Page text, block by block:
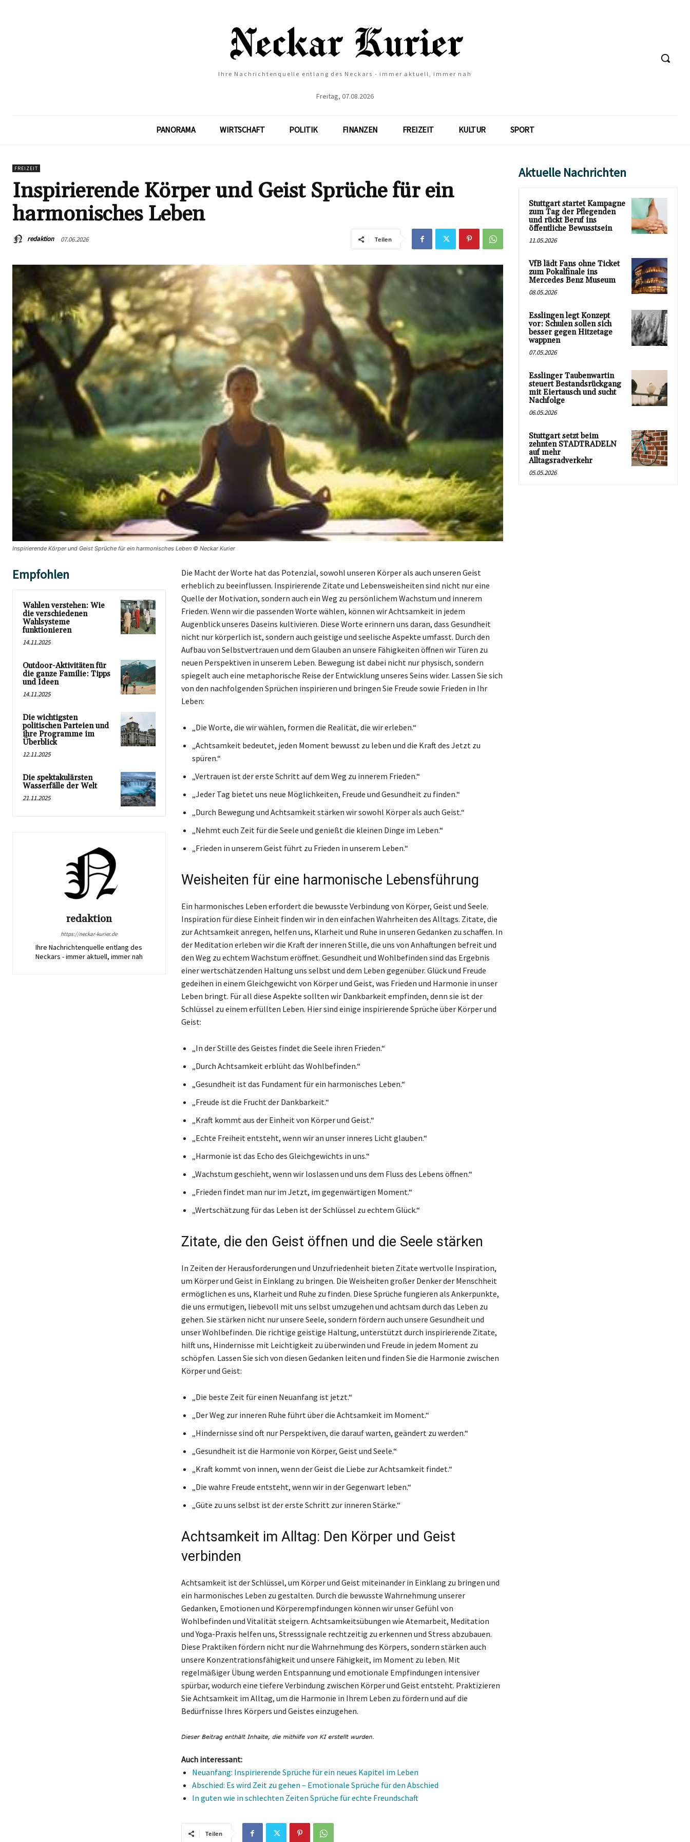
Ihre Nachrichtenquelle entlang des Neckars - immer aktuell, immer nah
Freitag, 07.08.2026
PANORAMA WIRTSCHAFT POLITIK FINANZEN FREIZEIT KULTUR SPORT
FREIZEIT
Inspirierende Körper und Geist Sprüche für ein
harmonisches Leben
redaktion 07.06.2026 Teilen
Inspirierende Körper und Geist Sprüche für ein harmonisches Leben © Neckar Kurier
Empfohlen
Wahlen verstehen: Wie
die verschiedenen
Wahlsysteme
funktionieren
14.11.2025
Outdoor-Aktivitäten für
die ganze Familie: Tipps
und Ideen
14.11.2025
Die wichtigsten
politischen Parteien und
ihre Programme im
Überblick
12.11.2025
Die spektakulärsten
Wasserfälle der Welt
21.11.2025
redaktion
https://neckar-kurier.de
Ihre Nachrichtenquelle entlang des
Neckars - immer aktuell, immer nah
Die Macht der Worte hat das Potenzial, sowohl unseren Körper als auch unseren Geist
erheblich zu beeinflussen. Inspirierende Zitate und Lebensweisheiten sind nicht nur eine
Quelle der Motivation, sondern auch ein Weg zu persönlichem Wachstum und innerem
Frieden. Wenn wir die passenden Worte wählen, können wir Achtsamkeit in jedem
Augenblick unseres Daseins kultivieren. Diese Worte erinnern uns daran, dass Gesundheit
nicht nur körperlich ist, sondern auch geistige und seelische Aspekte umfasst. Durch den
Aufbau von Selbstvertrauen und dem Glauben an unsere Fähigkeiten öffnen wir Türen zu
neuen Perspektiven in unserem Leben. Bewegung ist dabei nicht nur physisch, sondern
spiegelt auch eine metaphorische Reise der Entwicklung unseres Seins wider. Lassen Sie sich
von den nachfolgenden Sprüchen inspirieren und bringen Sie Freude sowie Frieden in Ihr
Leben:
„Die Worte, die wir wählen, formen die Realität, die wir erleben.“
„Achtsamkeit bedeutet, jeden Moment bewusst zu leben und die Kraft des Jetzt zu
spüren.“
„Vertrauen ist der erste Schritt auf dem Weg zu innerem Frieden.“
„Jeder Tag bietet uns neue Möglichkeiten, Freude und Gesundheit zu finden.“
„Durch Bewegung und Achtsamkeit stärken wir sowohl Körper als auch Geist.“
„Nehmt euch Zeit für die Seele und genießt die kleinen Dinge im Leben.“
„Frieden in unserem Geist führt zu Frieden in unserem Leben.“
Weisheiten für eine harmonische Lebensführung
Ein harmonisches Leben erfordert die bewusste Verbindung von Körper, Geist und Seele.
Inspiration für diese Einheit finden wir in den einfachen Wahrheiten des Alltags. Zitate, die
zur Achtsamkeit anregen, helfen uns, Klarheit und Ruhe in unseren Gedanken zu schaffen. In
der Meditation erleben wir die Kraft der inneren Stille, die uns von Anhaftungen befreit und
den Weg zu echtem Wachstum eröffnet. Gesundheit und Wohlbefinden sind das Ergebnis
einer wertschätzenden Haltung uns selbst und dem Leben gegenüber. Glück und Freude
gedeihen in einem Gleichgewicht von Körper und Geist, was Frieden und Harmonie in unser
Leben bringt. Für all diese Aspekte sollten wir Dankbarkeit empfinden, denn sie ist der
Schlüssel zu einem erfüllten Leben. Hier sind einige inspirierende Sprüche über Körper und
Geist:
„In der Stille des Geistes findet die Seele ihren Frieden.“
„Durch Achtsamkeit erblüht das Wohlbefinden.“
„Gesundheit ist das Fundament für ein harmonisches Leben.“
„Freude ist die Frucht der Dankbarkeit.“
„Kraft kommt aus der Einheit von Körper und Geist.“
„Echte Freiheit entsteht, wenn wir an unser inneres Licht glauben.“
„Harmonie ist das Echo des Gleichgewichts in uns.“
„Wachstum geschieht, wenn wir loslassen und uns dem Fluss des Lebens öffnen.“
„Frieden findet man nur im Jetzt, im gegenwärtigen Moment.“
„Wertschätzung für das Leben ist der Schlüssel zu echtem Glück.“
Zitate, die den Geist öffnen und die Seele stärken
In Zeiten der Herausforderungen und Unzufriedenheit bieten Zitate wertvolle Inspiration,
um Körper und Geist in Einklang zu bringen. Die Weisheiten großer Denker der Menschheit
ermöglichen es uns, Klarheit und Ruhe zu finden. Diese Sprüche fungieren als Ankerpunkte,
die uns ermutigen, liebevoll mit uns selbst umzugehen und achtsam durch das Leben zu
gehen. Sie stärken nicht nur unsere Seele, sondern fördern auch unsere Gesundheit und
unser Wohlbefinden. Die richtige geistige Haltung, unterstützt durch inspirierende Zitate,
hilft uns, Hindernisse mit Leichtigkeit zu überwinden und Freude in jedem Moment zu
schöpfen. Lassen Sie sich von diesen Gedanken leiten und finden Sie die Harmonie zwischen
Körper und Geist:
„Die beste Zeit für einen Neuanfang ist jetzt.“
„Der Weg zur inneren Ruhe führt über die Achtsamkeit im Moment.“
„Hindernisse sind oft nur Perspektiven, die darauf warten, geändert zu werden.“
„Gesundheit ist die Harmonie von Körper, Geist und Seele.“
„Kraft kommt von innen, wenn der Geist die Liebe zur Achtsamkeit findet.“
„Die wahre Freude entsteht, wenn wir in der Gegenwart leben.“
„Güte zu uns selbst ist der erste Schritt zur inneren Stärke.“
Achtsamkeit im Alltag: Den Körper und Geist
verbinden
Achtsamkeit ist der Schlüssel, um Körper und Geist miteinander in Einklang zu bringen und
ein harmonisches Leben zu gestalten. Durch die bewusste Wahrnehmung unserer
Gedanken, Emotionen und Körperempfindungen können wir unser Gefühl von
Wohlbefinden und Vitalität steigern. Achtsamkeitsübungen wie Atemarbeit, Meditation
und Yoga-Praxis helfen uns, Stresssignale rechtzeitig zu erkennen und Stress abzubauen.
Diese Praktiken fördern nicht nur die Wahrnehmung des Körpers, sondern stärken auch
unsere Konzentrationsfähigkeit und unsere Fähigkeit, im Moment zu leben. Mit
regelmäßiger Übung werden Entspannung und emotionale Empfindungen intensiver
spürbar, wodurch eine tiefere Verbindung zwischen Körper und Geist entsteht. Praktizieren
Sie Achtsamkeit im Alltag, um die Harmonie in Ihrem Leben zu fördern und auf die
Bedürfnisse Ihres Körpers und Geistes einzugehen.
Auch interessant:
Neuanfang: Inspirierende Sprüche für ein neues Kapitel im Leben
Abschied: Es wird Zeit zu gehen – Emotionale Sprüche für den Abschied
In guten wie in schlechten Zeiten Sprüche für echte Freundschaft
Teilen
Aktuelle Nachrichten
Stuttgart startet Kampagne
zum Tag der Pflegenden
und rückt Beruf ins
öffentliche Bewusstsein
11.05.2026
VfB lädt Fans ohne Ticket
zum Pokalfinale ins
Mercedes Benz Museum
08.05.2026
Esslingen legt Konzept
vor: Schulen sollen sich
besser gegen Hitzetage
wappnen
07.05.2026
Esslinger Taubenwartin
steuert Bestandsrückgang
mit Eiertausch und sucht
Nachfolge
06.05.2026
Stuttgart setzt beim
zehnten STADTRADELN
auf mehr
Alltagsradverkehr
05.05.2026